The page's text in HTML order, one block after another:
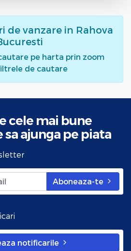
de vanzare in Rahova
pe harta prin zoom
de cautare
cele mai bune
sa ajunga pe piata
Aboneaza-te
notificarile